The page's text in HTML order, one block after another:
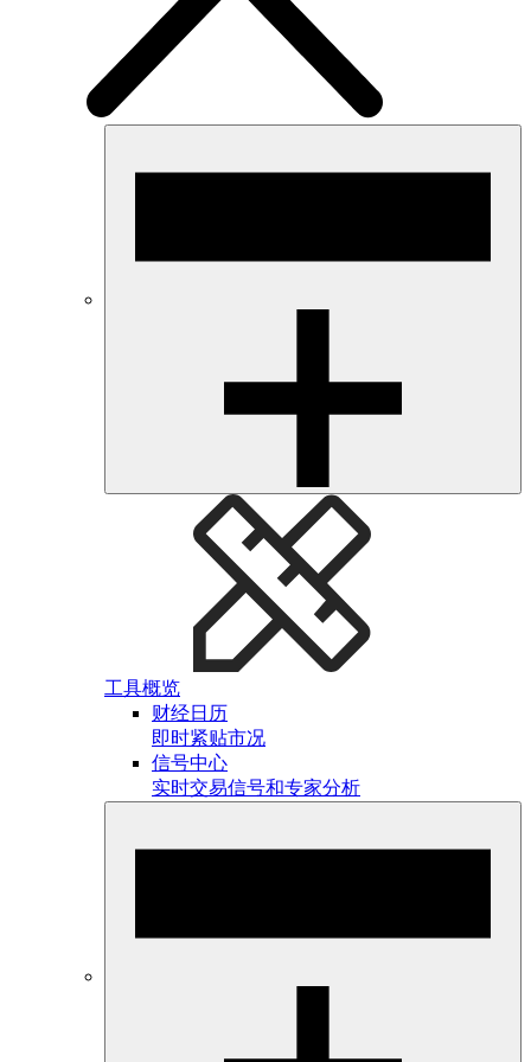
工具概览
财经日历
即时紧贴市况
信号中心
实时交易信号和专家分析